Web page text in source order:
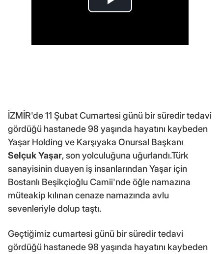
İZMİR'de 11 Şubat Cumartesi günü bir süredir tedavi
gördüğü hastanede 98 yaşında hayatını kaybeden
Yaşar Holding ve Karşıyaka Onursal Başkanı
Selçuk Yaşar, son yolculuğuna uğurlandı.Türk
sanayisinin duayen iş insanlarından Yaşar için
Bostanlı Beşikçioğlu Camii'nde öğle namazına
müteakip kılınan cenaze namazında avlu
sevenleriyle dolup taştı.
Geçtiğimiz cumartesi günü bir süredir tedavi
gördüğü hastanede 98 yaşında hayatını kaybeden